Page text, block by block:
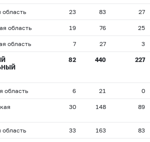
23 83 27
область 19 76 25
область 7 27 3
82 440 227
область 6 21 0
30 148 89
33 163 83